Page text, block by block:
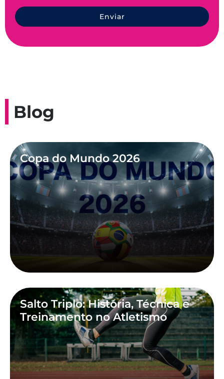
Enviar
Blog
Copa do Mundo 2026
Salto Triplo: História, Técnica e
Treinamento no Atletismo